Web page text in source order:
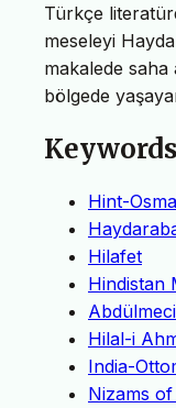
Türkçe
meseleyi
makalede saha
bölgede
Keywords
Hint-
Hilafet
Hindistan
Hilal-i
India-
Nizams